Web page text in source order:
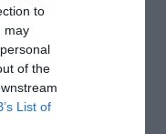
to
may
of the
List of